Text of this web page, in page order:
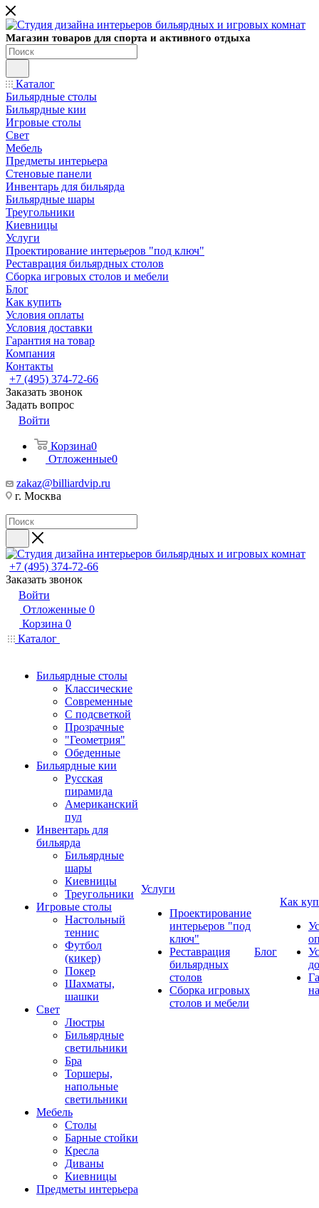
Магазин товаров для спорта и активного отдыха
Каталог
Бильярдные столы
Бильярдные кии
Игровые столы
Свет
Мебель
Предметы интерьера
Стеновые панели
Инвентарь для бильярда
Бильярдные шары
Треугольники
Киевницы
Услуги
Проектирование интерьеров "под ключ"
Реставрация бильярдных столов
Сборка игровых столов и мебели
Блог
Как купить
Условия оплаты
Условия доставки
Гарантия на товар
Компания
Контакты
+7 (495) 374-72-66
Заказать звонок
Задать вопрос
Войти
Корзина0
Отложенные0
zakaz@billiardvip.ru
г. Москва
+7 (495) 374-72-66
Заказать звонок
Войти
Отложенные 0
Корзина 0
Каталог
Бильярдные столы
Классические
Современные
С подсветкой
Прозрачные
"Геометрия"
Обеденные
Бильярдные кии
Русская
пирамида
Американский
пул
Инвентарь для
бильярда
Бильярдные
шары
Киевницы
Треугольники
Игровые столы
Настольный
теннис
Футбол
(кикер)
Покер
Шахматы,
шашки
Свет
Люстры
Бильярдные
светильники
Бра
Торшеры,
напольные
светильники
Мебель
Столы
Барные стойки
Кресла
Диваны
Киевницы
Предметы интерьера
Услуги
Проектирование
интерьеров "под
ключ"
Реставрация
бильярдных
столов
Сборка игровых
столов и мебели
Блог
Как